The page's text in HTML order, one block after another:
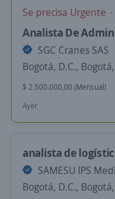
Se precisa Urgente
Analista De
SGC Cranes SAS
Bogotá, D.C.,
$ 2.500.000,00 (Mensual)
Ayer
analista de
SAMESU IPS
Bogotá, D.C.,